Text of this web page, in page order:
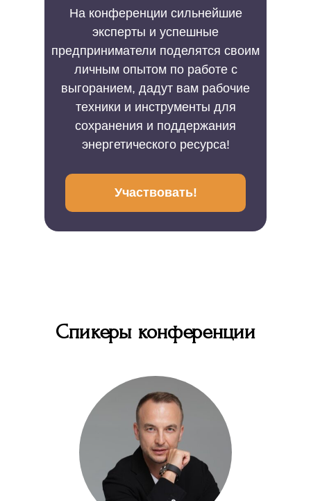
На конференции сильнейшие
эксперты и успешные
предприниматели поделятся своим
личным опытом по работе с
выгоранием, дадут вам рабочие
техники и инструменты для
сохранения и поддержания
энергетического ресурса!
Участвовать!
Спикеры конференции